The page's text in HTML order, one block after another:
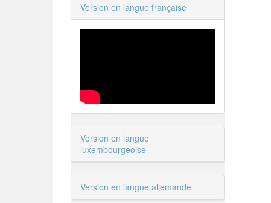
Version en langue française
Version en langue
luxembourgeoise
Version en langue allemande